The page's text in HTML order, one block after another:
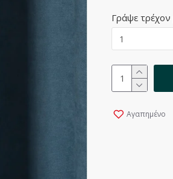
Γράψε τρέχον
Αγαπημένο